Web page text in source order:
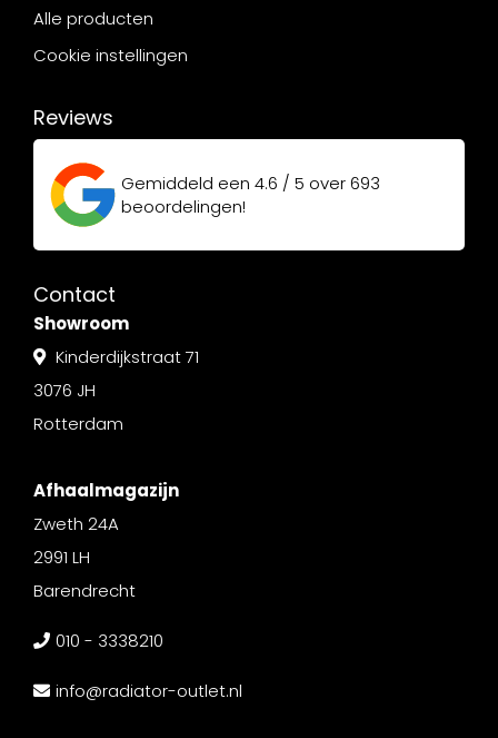
Alle producten
Cookie instellingen
Reviews
Gemiddeld een 4.6 / 5 over693
beoordelingen!
Contact
Showroom
Kinderdijkstraat 71
3076 JH
Rotterdam
Afhaalmagazijn
Zweth 24A
2991 LH
Barendrecht
010 - 3338210
info@radiator-outlet.nl